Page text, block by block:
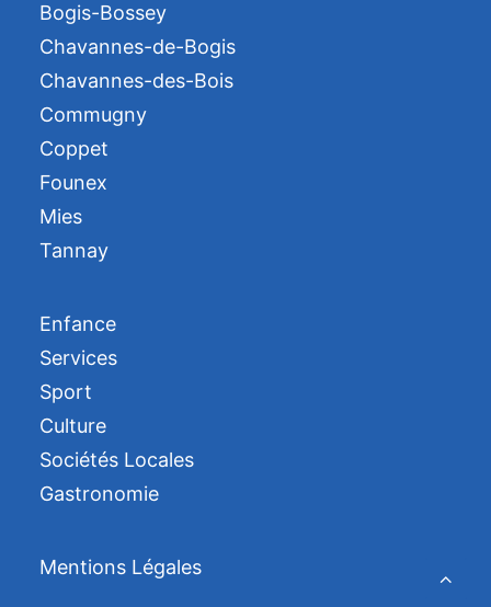
Bogis-Bossey
Chavannes-de-Bogis
Chavannes-des-Bois
Commugny
Coppet
Founex
Mies
Tannay
Enfance
Services
Sport
Culture
Sociétés Locales
Gastronomie
Mentions Légales